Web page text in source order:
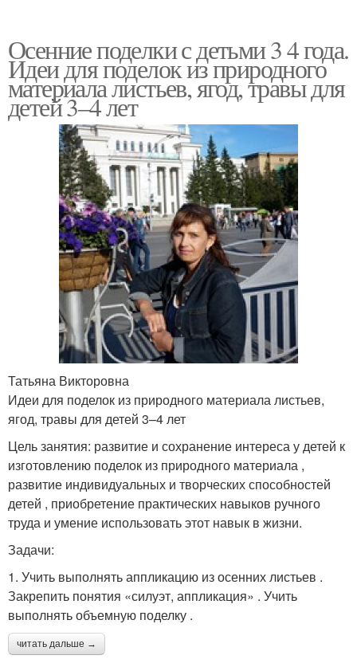
Осенние поделки с детьми 3 4 года.
Идеи для поделок из природного
материала листьев, ягод, травы для
детей 3–4 лет
Татьяна Викторовна
Идеи для поделок из природного материала листьев,
ягод, травы для детей 3–4 лет
Цель занятия: развитие и сохранение интереса у детей к
изготовлению поделок из природного материала ,
развитие индивидуальных и творческих способностей
детей , приобретение практических навыков ручного
труда и умение использовать этот навык в жизни.
Задачи:
1. Учить выполнять аппликацию из осенних листьев .
Закрепить понятия «силуэт, аппликация» . Учить
выполнять объемную поделку .
читать дальше →